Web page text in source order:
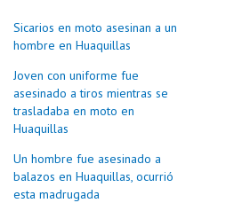
Sicarios en moto asesinan a un
hombre en Huaquillas
Joven con uniforme fue
asesinado a tiros mientras se
trasladaba en moto en
Huaquillas
Un hombre fue asesinado a
balazos en Huaquillas, ocurrió
esta madrugada